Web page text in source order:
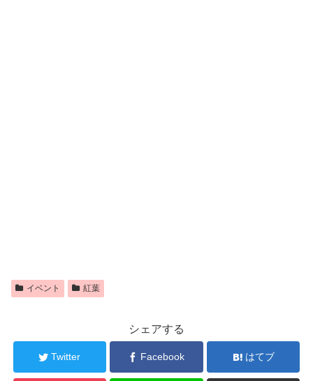
イベント 紅葉
シェアする
Twitter Facebook はてブ